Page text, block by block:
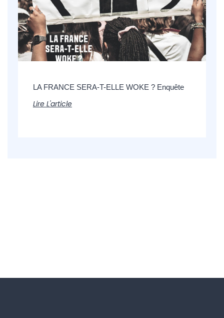
LA FRANCE SERA-T-ELLE WOKE ? Enquête
Lire L'article